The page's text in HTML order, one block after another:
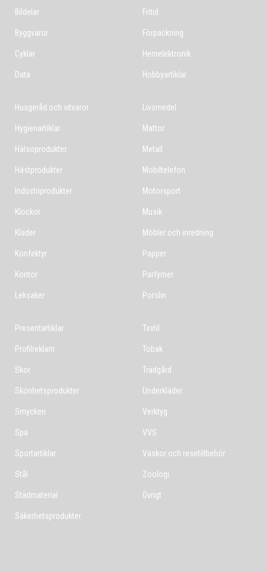
Bildelar
Byggvaror
Cyklar
Data
Fritid
Förpackning
Hemelektronik
Hobbyartiklar
Husgeråd och vitvaror
Hygienartiklar
Hälsoprodukter
Hästprodukter
Industriprodukter
Klockor
Kläder
Konfektyr
Kontor
Leksaker
Livsmedel
Mattor
Metall
Mobiltelefon
Motorsport
Musik
Möbler och inredning
Papper
Parfymer
Porslin
Presentartiklar
Profilreklam
Skor
Skönhetsprodukter
Smycken
Spa
Sportartiklar
Stål
Städmaterial
Säkerhetsprodukter
Textil
Tobak
Trädgård
Underkläder
Verktyg
VVS
Väskor och resetillbehör
Zoologi
Övrigt